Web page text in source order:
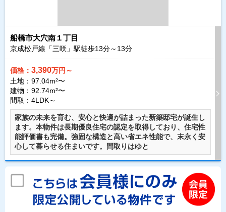
船橋市大穴南１丁目
京成松戸線「三咲」駅徒歩13分～ 13分
価格： 3,390万円～
土地：97.04m²〜
建物：92.74m²〜
間取：4LDK～
家族の未来を育む、安心と快適が詰まった新築邸宅が誕生し
ます。本物件は長期優良住宅の認定を取得しており、住宅性
能評価書も完備。強固な構造と高い省エネ性能で、末永く安
心して暮らせる住まいです。間取りはゆと